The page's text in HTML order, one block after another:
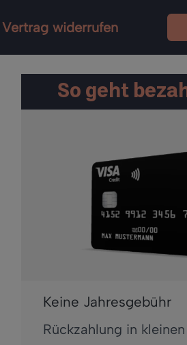
Vertrag widerrufen
So geht
Keine Jahresgebühr
Rückzahlung in